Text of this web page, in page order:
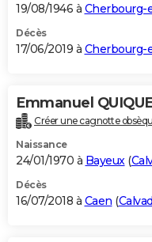
19/08/1946 à Cherbourg-
Décès
17/06/2019 à Cherbourg-
Emmanuel
Créer une cagnotte
Naissance
24/01/1970 à Bayeux(
Décès
16/07/2018 à Caen (